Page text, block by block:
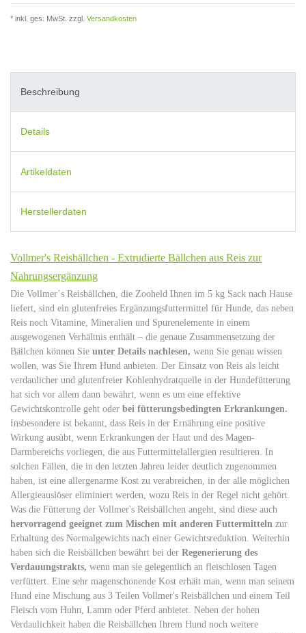
* inkl. ges. MwSt. zzgl. Versandkosten
Beschreibung
Details
Artikeldaten
Herstellerdaten
Vollmer's Reisbällchen - Extrudierte Bällchen aus Reis zur
Nahrungsergänzung
Die Vollmer´s Reisbällchen, die Zooheld Ihnen im 5 kg Sack nach Hause
liefert, sind ein glutenfreies Ergänzungsfuttermittel für Hunde, das neben
Reis noch Vitamine, Mineralien und Spurenelemente in einem
ausgewogenen Verhältnis enthält – die genaue Zusammensetzung der
Bällchen können Sie unter Details nachlesen, wenn Sie genau wissen
wollen, was Sie Ihrem Hund anbieten. Der Einsatz von Reis als leicht
verdaulicher und glutenfreier Kohlenhydratquelle in der Hundefütterung
hat sich vor allem dann bewährt, wenn es um eine effektive
Gewichtskontrolle geht oder bei fütterungsbedingten Erkrankungen.
Insbesondere ist bekannt, dass Reis in der Ernährung eine positive
Wirkung ausübt, wenn Erkrankungen der Haut und des Magen-
Darmbereichs vorliegen, die aus Futtermittelallergien resultieren. In
solchen Fällen, die in den letzten Jahren leider deutlich zugenommen
haben, ist eine allergenarme Kost zu verabreichen, in der alle möglichen
Allergieauslöser eliminiert werden, wozu Reis in der Regel nicht gehört.
Was die Fütterung der Vollmer's Reisbällchen angeht, sind diese auch
hervorragend geeignet zum Mischen mit anderen Futtermitteln zur
Erhaltung des Normalgewichts nach einer Gewichtsreduktion. Weiterhin
haben sich die Reisbällchen bewährt bei der Regenerierung des
Verdauungstrakts, wenn man sie gelegentlich an fleischlosen Tagen
verfüttert. Eine sehr magenschonende Kost erhält man, wenn man seinem
Hund eine Mischung aus 3 Teilen Vollmer's Reisbällchen und einem Teil
Fleisch vom Huhn, Lamm oder Pferd anbietet. Neben der hohen
Verdaulichkeit haben die Reisbällchen Ihrem Hund noch weitere